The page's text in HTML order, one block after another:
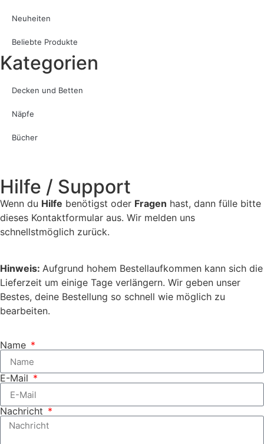
Neuheiten
Beliebte Produkte
Kategorien
Decken und Betten
Näpfe
Bücher
Hilfe / Support
Wenn du Hilfe benötigst oder Fragen hast, dann fülle bitte
dieses Kontaktformular aus. Wir melden uns
schnellstmöglich zurück.
Hinweis: Aufgrund hohem Bestellaufkommen kann sich die
Lieferzeit um einige Tage verlängern. Wir geben unser
Bestes, deine Bestellung so schnell wie möglich zu
bearbeiten.
Name
E-Mail
Nachricht